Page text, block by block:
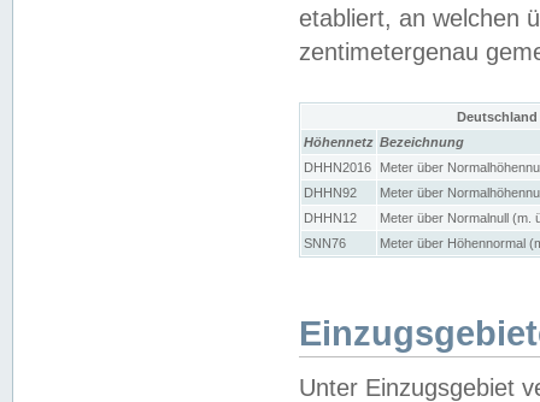
etabliert, an welchen
zentimetergenau
Höhennetz Bezeichnung
DHHN2016
Meter über
DHHN92
Meter über
DHHN12
Meter über Normalnull (m.
SNN76
Meter über Höhennormal
Unter Einzugsgebiet